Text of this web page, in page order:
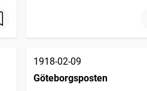
1918-02-09
Göteborgsposten